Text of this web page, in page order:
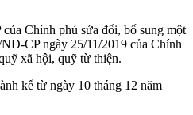
Chính phủ sửa đổi, bổ sung một
CP ngày 25/11/2019 của Chính
xã hội, quỹ từ thiện.
kể từ ngày 10 tháng 12 năm